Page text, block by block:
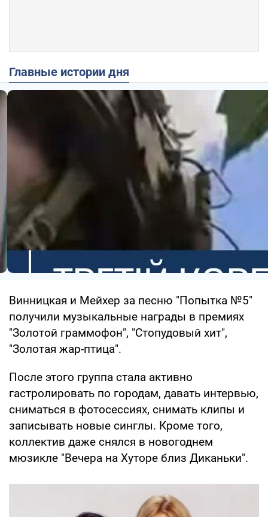
Главные истории дня
Винницкая и Мейхер за песню "Попытка №5"
получили музыкальные награды в премиях
"Золотой граммофон", "Стопудовый хит",
"Золотая жар-птица".
После этого группа стала активно
гастролировать по городам, давать интервью,
сниматься в фотосессиях, снимать клипы и
записывать новые синглы. Кроме того,
коллектив даже снялся в новогоднем
мюзикле "Вечера на Хуторе близ Диканьки".